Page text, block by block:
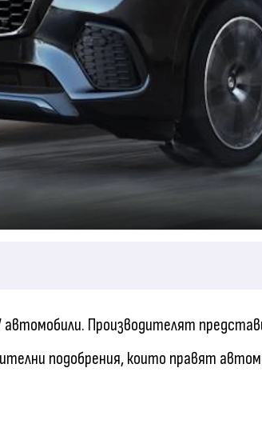
автомобили. Производителят
подобрения, които правят